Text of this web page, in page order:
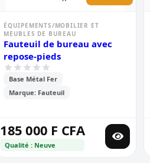
ÉQUIPEMENTS/MOBILIER ET
MEUBLES DE BUREAU
Fauteuil de bureau avec
repose-pieds
Base Métal Fer
Marque: Fauteuil
185 000 F CFA
Qualité : Neuve